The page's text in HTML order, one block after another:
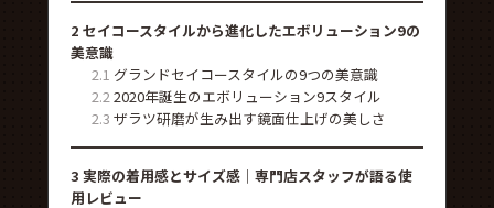
2 セイコースタイルから進化したエボリューション9の
美意識
2.1 グランドセイコースタイルの9つの美意識
2.22020年誕生のエボリューション9スタイル
2.3 ザラツ研磨が生み出す鏡面仕上げの美しさ
3 実際の着用感とサイズ感｜専門店スタッフが語る使
用レビュー